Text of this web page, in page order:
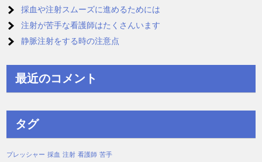
採血や注射スムーズに進めるためには
注射が苦手な看護師はたくさんいます
静脈注射をする時の注意点
最近のコメント
タグ
プレッシャー 採血 注射 看護師 苦手